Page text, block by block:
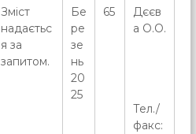
Зміст
надаєтьс
я за
запитом.
Бе
ре
зе
нь
20
25
65
Дєєв
а О.О.
Тел./
факс: